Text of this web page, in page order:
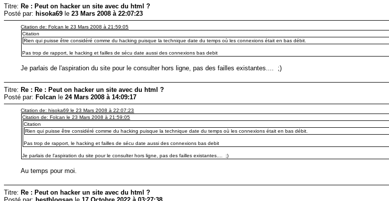
Titre: Re : Peut on hacker un site avec du html ?
Posté par: hisoka69 le 23 Mars 2008 à 22:07:23
Citation de: Folcan le 23 Mars 2008 à 21:59:05
Citation
Rien qui puisse être considéré comme du hacking puisque la technique date du temps où les connexions était en bas débit.
Pas trop de rapport, le hacking et failles de sécu date aussi des connexions bas debit
Je parlais de l'aspiration du site pour le consulter hors ligne, pas des failles existantes.... ;)
Titre: Re : Re : Peut on hacker un site avec du html ?
Posté par: Folcan le 24 Mars 2008 à 14:09:17
Citation de: hisoka69 le 23 Mars 2008 à 22:07:23
Citation de: Folcan le 23 Mars 2008 à 21:59:05
Citation
Rien qui puisse être considéré comme du hacking puisque la technique date du temps où les connexions était en bas débit.
Pas trop de rapport, le hacking et failles de sécu date aussi des connexions bas debit
Je parlais de l'aspiration du site pour le consulter hors ligne, pas des failles existantes.... ;)
Au temps pour moi.
Titre: Re : Peut on hacker un site avec du html ?